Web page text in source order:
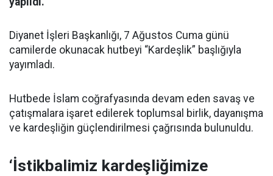
Diyanet İşleri Başkanlığı, 7 Ağustos Cuma günü
camilerde okunacak hutbeyi “Kardeşlik” başlığıyla
yayımladı.
Hutbede İslam coğrafyasında devam eden savaş ve
çatışmalara işaret edilerek toplumsal birlik, dayanışma
ve kardeşliğin güçlendirilmesi çağrısında bulunuldu.
‘İstikbalimiz kardeşliğimize